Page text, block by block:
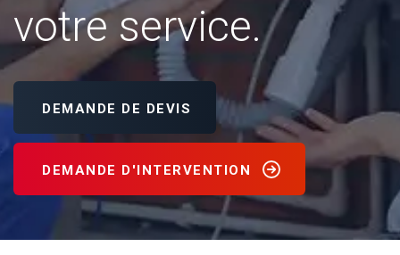
votre service.
DEMANDE DE DEVIS
DEMANDE D'INTERVENTION